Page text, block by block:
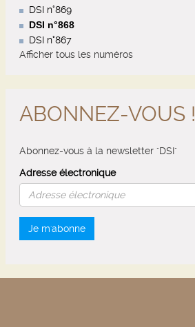
DSI n°869
DSI n°868
DSI n°867
Afficher tous les numéros
ABONNEZ-VOUS !
Abonnez-vous à la newsletter "DSI"
Adresse électronique
Je m'abonne